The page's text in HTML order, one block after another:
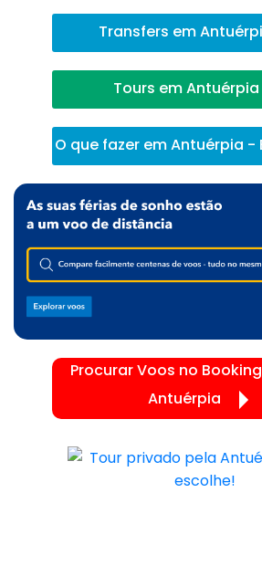
Transfers em
Tours em Antuérpia
O que fazer em Antuérpia -
Procurar Voos no
Antuérpia